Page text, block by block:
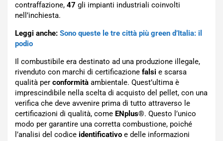
contraffazione, 47 gli impianti industriali coinvolti
nell’inchiesta.
Leggi anche: Sono queste le tre città più green d’Italia: il
podio
Il combustibile era destinato ad una produzione illegale,
rivenduto con marchi di certificazione falsi e scarsa
qualità per conformità ambientale. Quest’ultima è
imprescindibile nella scelta di acquisto del pellet, con una
verifica che deve avvenire prima di tutto attraverso le
certificazioni di qualità, come ENplus®. Questo l’unico
modo per garantire una corretta combustione, poiché
l’analisi del codice identificativo e delle informazioni